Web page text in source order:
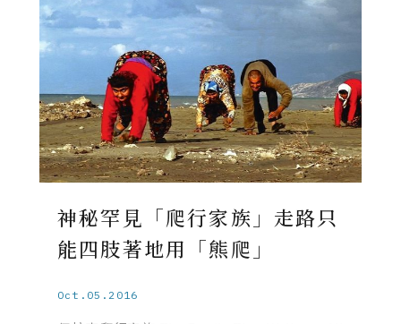
神秘罕見「爬行家族」走路只
能四肢著地用「熊爬」
Oct.05.2016